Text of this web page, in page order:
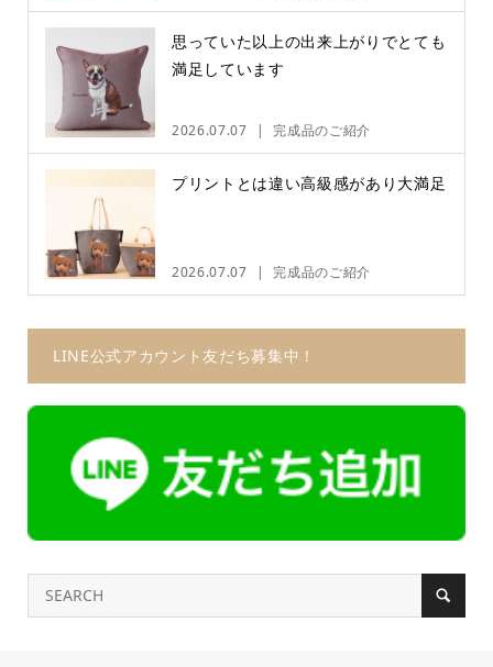
思っていた以上の出来上がりでとても
満足しています
2026.07.07 完成品のご紹介
プリントとは違い高級感があり大満足
2026.07.07 完成品のご紹介
LINE公式アカウント友だち募集中！